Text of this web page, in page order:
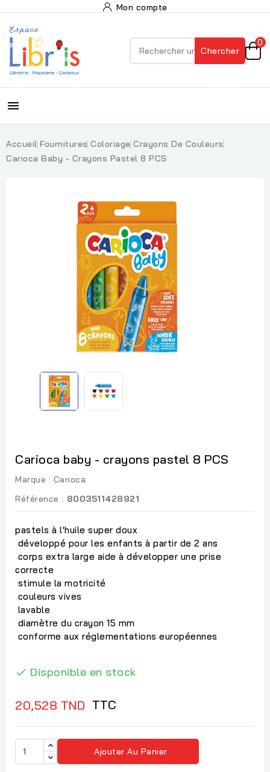
Mon compte
Chercher
0

Accueil Fournitures Coloriage Crayons De Couleurs
Carioca Baby - Crayons Pastel 8 PCS
Carioca baby - crayons pastel 8 PCS
Marque : Carioca
Référence : 8003511428921
pastels à l'huile super doux
développé pour les enfants à partir de 2 ans
corps extra large aide à développer une prise
correcte
stimule la motricité
couleurs vives
lavable
diamètre du crayon 15 mm
conforme aux réglementations européennes
 Disponible en stock
20,528 TND TTC
Ajouter Au Panier